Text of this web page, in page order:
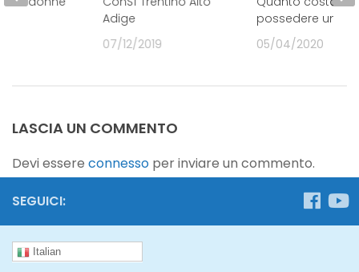
Adige
07/12/2019
possedere un
05/04/2020
LASCIA UN COMMENTO
Devi essere connesso per inviare un commento.
SEGUICI:
Italian